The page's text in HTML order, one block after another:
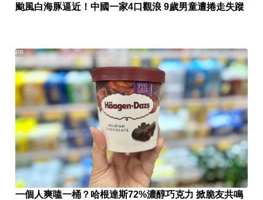
颱風白海豚逼近！中國一家4口觀浪 9歲男童遭捲走失蹤
一個人爽嗑一桶？哈根達斯72%濃醇巧克力 掀脆友共鳴
PR